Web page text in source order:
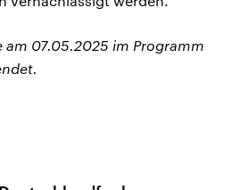
am 07.05.2025 im Programm